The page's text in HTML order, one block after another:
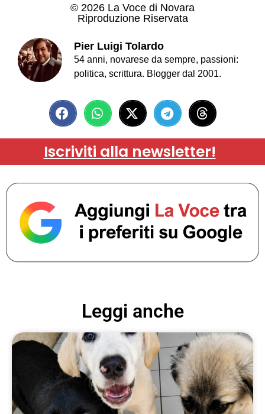
© 2026 La Voce di Novara
Riproduzione Riservata
Pier Luigi Tolardo
54 anni, novarese da sempre, passioni:
politica, scrittura. Blogger dal 2001.
Iscriviti alla newsletter!
Leggi anche